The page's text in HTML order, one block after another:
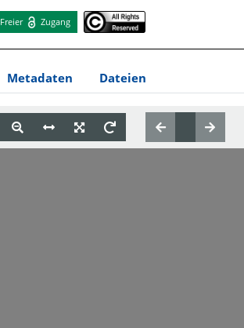
Freier Zugang
Metadaten Dateien